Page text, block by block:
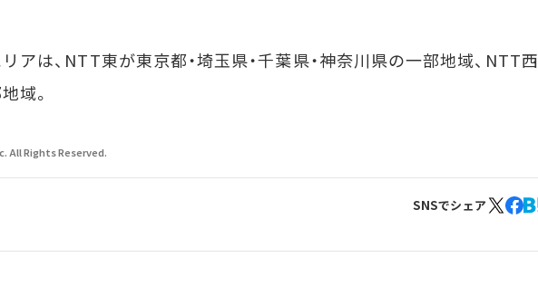
アは、NTT東が東京都・埼玉県・千葉県・神奈川県の一部地域、NTT西
域。
All Rights Reserved.
SNSでシェア